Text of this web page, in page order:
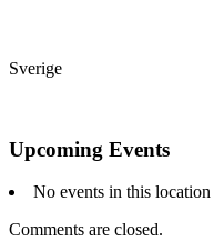
Sverige
Upcoming Events
No events in this location
Comments are closed.